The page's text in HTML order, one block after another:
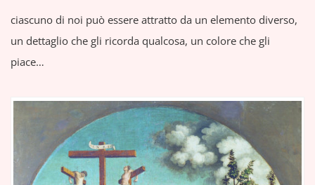
ciascuno di noi può essere attratto da un elemento diverso,
un dettaglio che gli ricorda qualcosa, un colore che gli
piace…